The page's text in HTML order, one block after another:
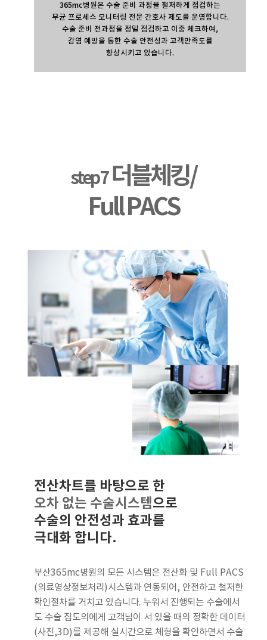
365mc병원은 수술 준비 과정을 철저하게 점검하는
무균 프로세스 모니터링 전문 간호사 제도를 운영합니다.
수술 준비 전과정을 정밀 점검하고 이중 체크하여,
감염 예방을 통한 수술 안전성과 고객만족도를
향상시키고 있습니다.
step 7더블체킹/
Full PACS
전산차트를 바탕으로 한
오차 없는 수술시스템으로
수술의 안전성과 효과를
극대화 합니다.
부산365mc병원의 모든 시스템은 전산화 및 Full PACS
(의료영상정보처리)시스템과 연동되어, 안전하고 철저한
확인절차를 거치고 있습니다. 누워서 진행되는 수술에서
도 수술 집도의에게 고객님이 서 있을 때의 정확한 데이터
(사진,3D)를 제공해 실시간으로 체형을 확인하면서 수술